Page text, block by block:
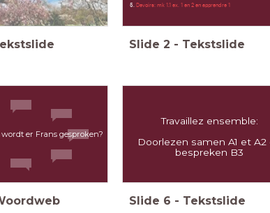
5. Devoirs: mk 1.1ex. 1 en 2 en apprendre 1
Slide 2 - Tekstslide
er Frans gesproken?
Travaillez ensemble:
Doorlezen samen A1 et A2
bespreken B3
Slide 6 - Tekstslide